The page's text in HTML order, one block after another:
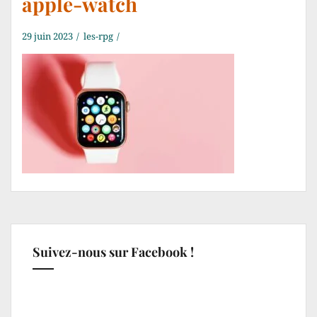
29 juin 2023 les-rpg
Suivez-nous sur Facebook !